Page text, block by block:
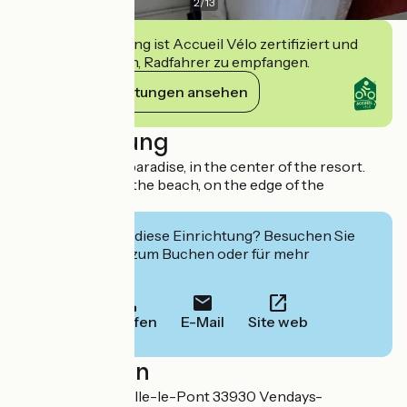
Diese Einrichtung ist Accueil Vélo zertifiziert und
verpflichtet sich, Radfahrer zu empfangen.
Ihre Verpflichtungen ansehen
Beschreibung
A little corner of paradise, in the center of the resort.
300 meters from the beach, on the edge of the
Interessiert Sie diese Einrichtung? Besuchen Sie
deren Website zum Buchen oder für mehr
Anrufen E-Mail Site web
Localisation
5 avenue de Joinville-le-Pont 33930 Vendays-